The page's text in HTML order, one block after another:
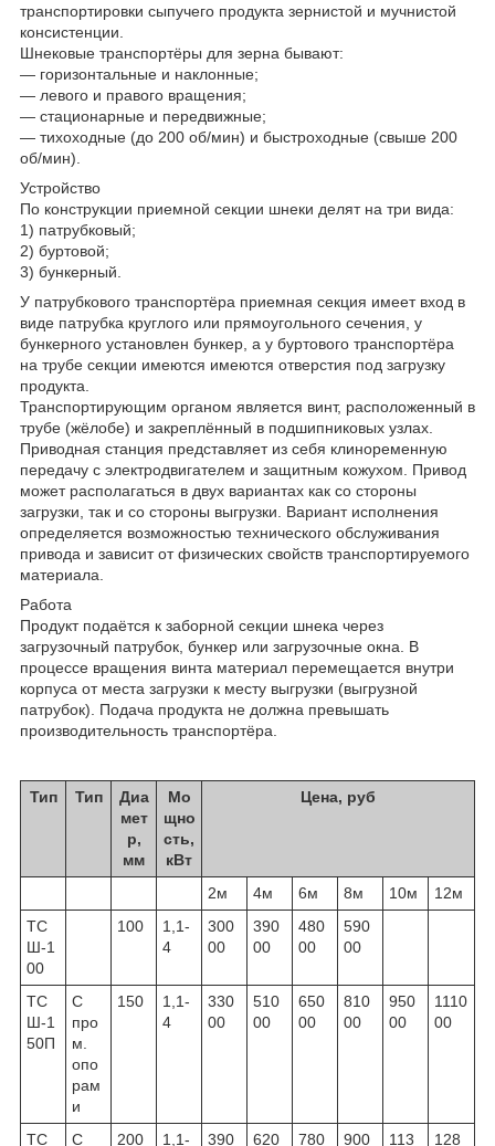
транспортировки сыпучего продукта зернистой и мучнистой
консистенции.
Шнековые транспортёры для зерна бывают:
— горизонтальные и наклонные;
— левого и правого вращения;
— стационарные и передвижные;
— тихоходные (до 200 об/мин) и быстроходные (свыше 200
об/мин).
Устройство
По конструкции приемной секции шнеки делят на три вида:
1) патрубковый;
2) буртовой;
3) бункерный.
У патрубкового транспортёра приемная секция имеет вход в
виде патрубка круглого или прямоугольного сечения, у
бункерного установлен бункер, а у буртового транспортёра
на трубе секции имеются имеются отверстия под загрузку
продукта.
Транспортирующим органом является винт, расположенный в
трубе (жёлобе) и закреплённый в подшипниковых узлах.
Приводная станция представляет из себя клиноременную
передачу с электродвигателем и защитным кожухом. Привод
может располагаться в двух вариантах как со стороны
загрузки, так и со стороны выгрузки. Вариант исполнения
определяется возможностью технического обслуживания
привода и зависит от физических свойств транспортируемого
материала.
Работа
Продукт подаётся к заборной секции шнека через
загрузочный патрубок, бункер или загрузочные окна. В
процессе вращения винта материал перемещается внутри
корпуса от места загрузки к месту выгрузки (выгрузной
патрубок). Подача продукта не должна превышать
производительность транспортёра.
Тип Тип
Диа
мет
р,
мм
Мо
щно
сть,
кВт
Цена, руб
2м 4м 6м 8м 10м
12м
ТС
Ш-1
00
100
1,1-
4
300
00
390
00
480
00
590
00
ТС
Ш-1
50П
С
про
м.
опо
рам
и
150
1,1-
4
330
00
510
00
650
00
810
00
950
00
1110
00
ТС
С
200
1,1-
390
620
780
900
113
128